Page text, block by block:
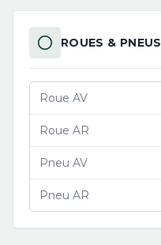
ROUES & PNEUS
Roue AV
Roue AR
Pneu AV
Pneu AR